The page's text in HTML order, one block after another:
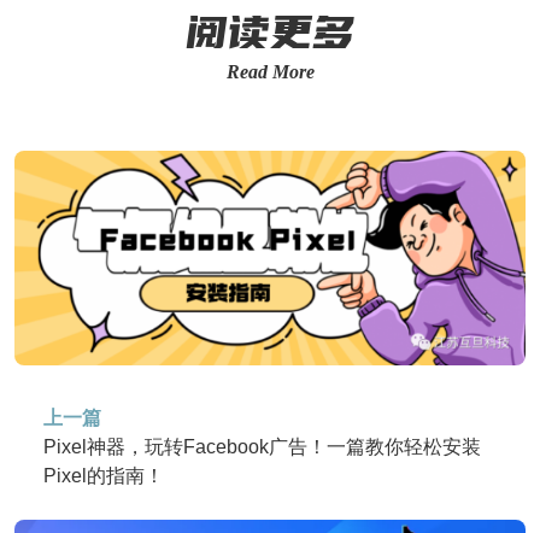
阅读更多
Read More
上一篇
Pixel神器，玩转Facebook广告！一篇教你轻松安装
Pixel的指南！